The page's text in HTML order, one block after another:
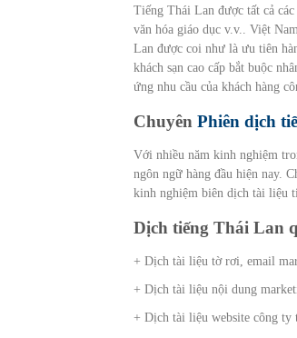
Tiếng Thái Lan được tất cả
văn hóa giáo dục v.v.. Việt
Lan được coi như là ưu tiên
khách sạn cao cấp bắt buộc
ứng nhu cầu của khách hàng
Chuyên Phiên dịch
Với nhiều năm kinh nghiệm
ngôn ngữ hàng đầu hiện nay.
kinh nghiệm biên dịch tài liệu
Dịch tiếng Thái Lan
+ Dịch tài liệu tờ rơi, email
+ Dịch tài liệu nội dung
+ Dịch tài liệu website công ty